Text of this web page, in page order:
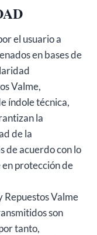
el usuario a
en bases de
Valme,
índole técnica,
la
de la
de acuerdo con lo
protección de
Repuestos Valme
son
tanto,